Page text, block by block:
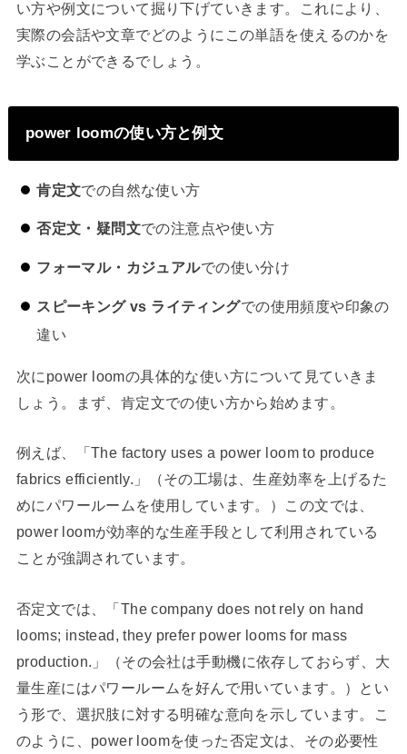
い方や例文について掘り下げていきます。これにより、
実際の会話や文章でどのようにこの単語を使えるのかを
学ぶことができるでしょう。
power loomの使い方と例文
肯定文での自然な使い方
否定文・疑問文での注意点や使い方
フォーマル・カジュアルでの使い分け
スピーキング vs ライティングでの使用頻度や印象の
違い
次にpower loomの具体的な使い方について見ていきま
しょう。まず、肯定文での使い方から始めます。
例えば、「The factory uses a power loom to produce
fabrics efficiently.」（その工場は、生産効率を上げるた
めにパワールームを使用しています。）この文では、
power loomが効率的な生産手段として利用されている
ことが強調されています。
否定文では、「The company does not rely on hand
looms; instead, they prefer power looms for mass
production.」（その会社は手動機に依存しておらず、大
量生産にはパワールームを好んで用いています。）とい
う形で、選択肢に対する明確な意向を示しています。こ
のように、power loomを使った否定文は、その必要性